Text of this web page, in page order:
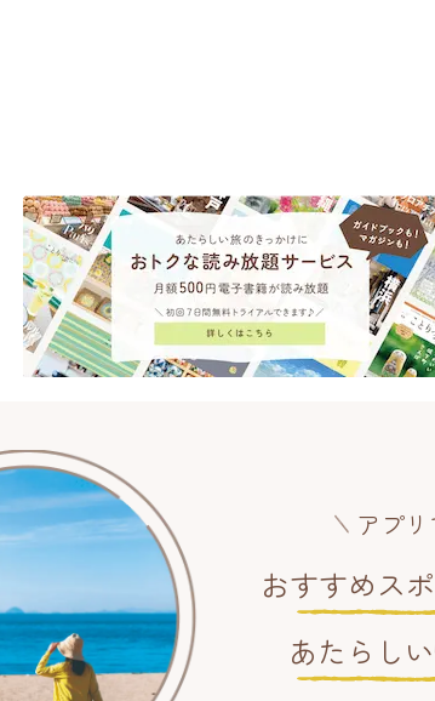
アプ
おすすめス
あたらし